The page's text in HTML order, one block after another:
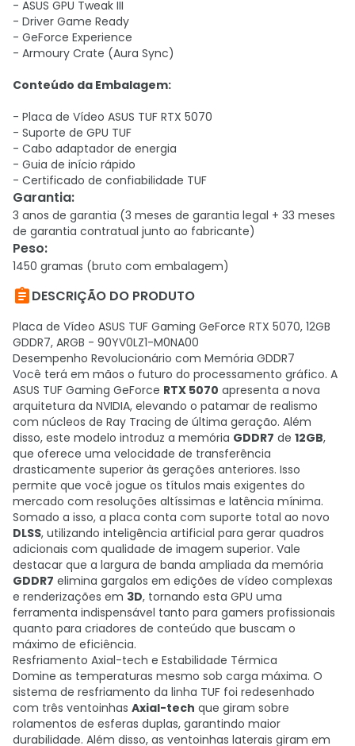
- ASUS GPU Tweak III
- Driver Game Ready
- GeForce Experience
- Armoury Crate (Aura Sync)
Conteúdo da Embalagem:
- Placa de Vídeo ASUS TUF RTX 5070
- Suporte de GPU TUF
- Cabo adaptador de energia
- Guia de início rápido
- Certificado de confiabilidade TUF
Garantia:
3 anos de garantia (3 meses de garantia legal + 33 meses
de garantia contratual junto ao fabricante)
Peso:
1450 gramas (bruto com embalagem)
DESCRIÇÃO DO PRODUTO
Placa de Vídeo ASUS TUF Gaming GeForce RTX 5070, 12GB
GDDR7, ARGB - 90YV0LZ1-M0NA00
Desempenho Revolucionário com Memória GDDR7
Você terá em mãos o futuro do processamento gráfico. A
ASUS TUF Gaming GeForce RTX 5070 apresenta a nova
arquitetura da NVIDIA, elevando o patamar de realismo
com núcleos de Ray Tracing de última geração. Além
disso, este modelo introduz a memória GDDR7 de 12GB,
que oferece uma velocidade de transferência
drasticamente superior às gerações anteriores. Isso
permite que você jogue os títulos mais exigentes do
mercado com resoluções altíssimas e latência mínima.
Somado a isso, a placa conta com suporte total ao novo
DLSS, utilizando inteligência artificial para gerar quadros
adicionais com qualidade de imagem superior. Vale
destacar que a largura de banda ampliada da memória
GDDR7 elimina gargalos em edições de vídeo complexas
e renderizações em 3D, tornando esta GPU uma
ferramenta indispensável tanto para gamers profissionais
quanto para criadores de conteúdo que buscam o
máximo de eficiência.
Resfriamento Axial-tech e Estabilidade Térmica
Domine as temperaturas mesmo sob carga máxima. O
sistema de resfriamento da linha TUF foi redesenhado
com três ventoinhas Axial-tech que giram sobre
rolamentos de esferas duplas, garantindo maior
durabilidade. Além disso, as ventoinhas laterais giram em